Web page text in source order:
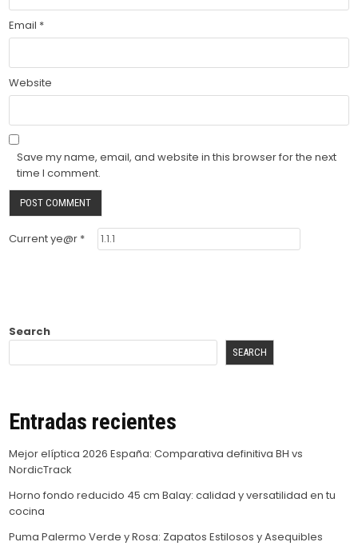
Email *
Website
Save my name, email, and website in this browser for the next
time I comment.
Current ye@r *
Search
SEARCH
Entradas recientes
Mejor elíptica 2026 España: Comparativa definitiva BH vs
NordicTrack
Horno fondo reducido 45 cm Balay: calidad y versatilidad en tu
cocina
Puma Palermo Verde y Rosa: Zapatos Estilosos y Asequibles